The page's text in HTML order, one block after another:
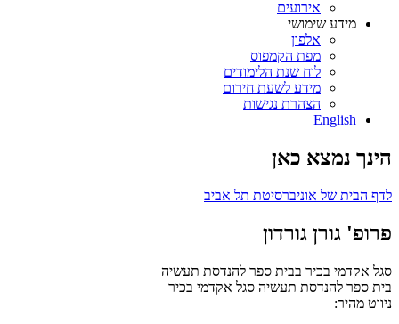
אירועים
מידע שימושי
אלפון
מפת הקמפוס
לוח שנת הלימודים
מידע לשעת חירום
הצהרת נגישות
English
הינך נמצא כאן
לדף הבית של אוניברסיטת תל אביב
פרופ' גורן גורדון
סגל אקדמי בכיר בבית ספר להנדסת תעשיה
בית ספר להנדסת תעשיה סגל אקדמי בכיר
ניווט מהיר: